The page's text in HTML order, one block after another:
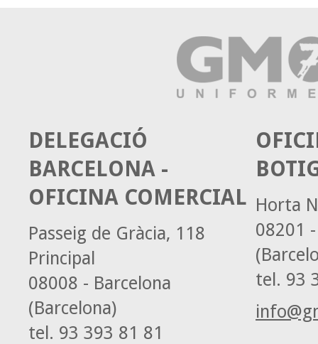
Horta
08201
tel. 93
DELEGACIÓ
BARCELONA -
OFICINA COMERCIAL
Passeig de Gràcia, 118
Principal
08008 - Barcelona
(Barcelona)
tel. 93 393 81 81